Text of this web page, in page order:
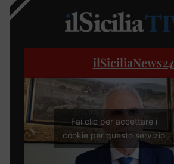
ilSiciliaNews24
Fai clic per accettare i
cookie per questo servizio